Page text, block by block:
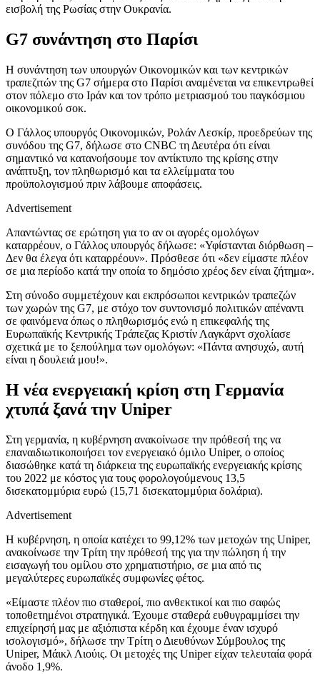
εισβολή της Ρωσίας στην Ουκρανία.
G7 συνάντηση στο Παρίσι
Η συνάντηση των υπουργών Οικονομικών και των κεντρικών
τραπεζιτών της G7 σήμερα στο Παρίσι αναμένεται να επικεντρωθεί
στον πόλεμο στο Ιράν και τον τρόπο μετριασμού του παγκόσμιου
οικονομικού σοκ.
Ο Γάλλος υπουργός Οικονομικών, Ρολάν Λεσκίρ, προεδρεύων της
συνόδου της G7, δήλωσε στο CNBC τη Δευτέρα ότι είναι
σημαντικό να κατανοήσουμε τον αντίκτυπο της κρίσης στην
ανάπτυξη, τον πληθωρισμό και τα ελλείμματα του
προϋπολογισμού πριν λάβουμε αποφάσεις.
Advertisement
Απαντώντας σε ερώτηση για το αν οι αγορές ομολόγων
καταρρέουν, ο Γάλλος υπουργός δήλωσε: «Υφίστανται διόρθωση –
Δεν θα έλεγα ότι καταρρέουν». Πρόσθεσε ότι «δεν είμαστε πλέον
σε μια περίοδο κατά την οποία το δημόσιο χρέος δεν είναι ζήτημα».
Στη σύνοδο συμμετέχουν και εκπρόσωποι κεντρικών τραπεζών
των χωρών της G7, με στόχο τον συντονισμό πολιτικών απέναντι
σε φαινόμενα όπως ο πληθωρισμός ενώ η επικεφαλής της
Ευρωπαϊκής Κεντρικής Τράπεζας Κριστίν Λαγκάρντ σχολίασε
σχετικά με το ξεπούλημα των ομολόγων: «Πάντα ανησυχώ, αυτή
είναι η δουλειά μου!».
Η νέα ενεργειακή κρίση στη Γερμανία
χτυπά ξανά την Uniper
Στη γερμανία, η κυβέρνηση ανακοίνωσε την πρόθεσή της να
επαναιδιωτικοποιήσει τον ενεργειακό όμιλο Uniper, ο οποίος
διασώθηκε κατά τη διάρκεια της ευρωπαϊκής ενεργειακής κρίσης
του 2022 με κόστος για τους φορολογούμενους 13,5
δισεκατομμύρια ευρώ (15,71 δισεκατομμύρια δολάρια).
Advertisement
Η κυβέρνηση, η οποία κατέχει το 99,12% των μετοχών της Uniper,
ανακοίνωσε την Τρίτη την πρόθεσή της για την πώληση ή την
εισαγωγή του ομίλου στο χρηματιστήριο, σε μια από τις
μεγαλύτερες ευρωπαϊκές συμφωνίες φέτος.
«Είμαστε πλέον πιο σταθεροί, πιο ανθεκτικοί και πιο σαφώς
τοποθετημένοι στρατηγικά. Έχουμε σταθερά ευθυγραμμίσει την
επιχείρησή μας με αξιόπιστα κέρδη και έχουμε έναν ισχυρό
ισολογισμό», δήλωσε την Τρίτη ο Διευθύνων Σύμβουλος της
Uniper, Μάικλ Λιούις. Οι μετοχές της Uniper είχαν τελευταία φορά
άνοδο 1,9%.